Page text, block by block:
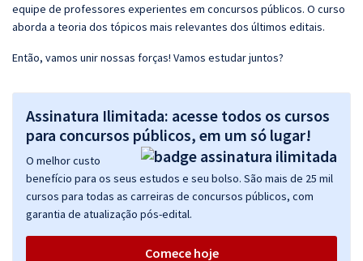
equipe de professores experientes em concursos públicos. O curso
aborda a teoria dos tópicos mais relevantes dos últimos editais.
Então, vamos unir nossas forças! Vamos estudar juntos?
Assinatura Ilimitada: acesse todos os cursos
para concursos públicos, em um só lugar!
O melhor custo
benefício para os seus estudos e seu bolso. São mais de 25 mil
cursos para todas as carreiras de concursos públicos, com
garantia de atualização pós-edital.
Comece hoje